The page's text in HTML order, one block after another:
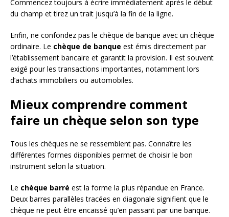
Commencez toujours à écrire immédiatement après le début
du champ et tirez un trait jusqu’à la fin de la ligne.
Enfin, ne confondez pas le chèque de banque avec un chèque
ordinaire. Le chèque de banque est émis directement par
l’établissement bancaire et garantit la provision. Il est souvent
exigé pour les transactions importantes, notamment lors
d’achats immobiliers ou automobiles.
Mieux comprendre comment
faire un chèque selon son type
Tous les chèques ne se ressemblent pas. Connaître les
différentes formes disponibles permet de choisir le bon
instrument selon la situation.
Le chèque barré est la forme la plus répandue en France.
Deux barres parallèles tracées en diagonale signifient que le
chèque ne peut être encaissé qu’en passant par une banque.